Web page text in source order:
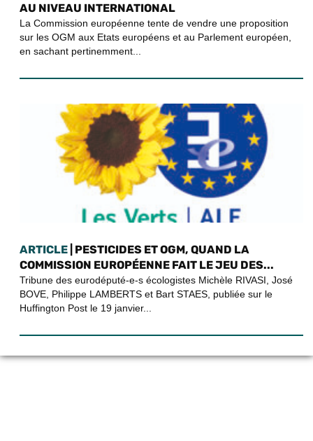
AU NIVEAU INTERNATIONAL
La Commission européenne tente de vendre une proposition
sur les OGM aux Etats européens et au Parlement européen,
en sachant pertinemment...
ARTICLE | PESTICIDES ET OGM, QUAND LA
COMMISSION EUROPÉENNE FAIT LE JEU DES...
Tribune des eurodéputé-e-s écologistes Michèle RIVASI, José
BOVE, Philippe LAMBERTS et Bart STAES, publiée sur le
Huffington Post le 19 janvier...